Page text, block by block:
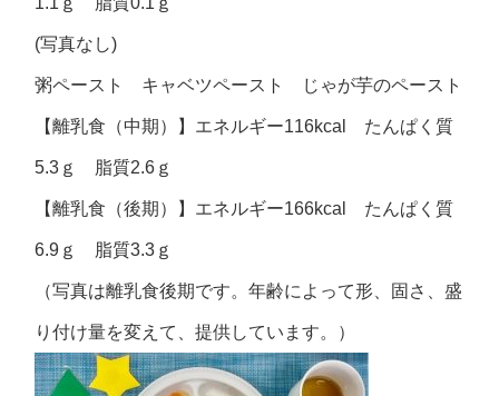
(写真なし)
粥ペースト キャベツペースト じゃが芋のペースト
【離乳食（中期）】エネルギー116kcal たんぱく質
5.3ｇ 脂質2.6ｇ
【離乳食（後期）】エネルギー166kcal たんぱく質
6.9ｇ 脂質3.3ｇ
（写真は離乳食後期です。年齢によって形、固さ、盛
り付け量を変えて、提供しています。）